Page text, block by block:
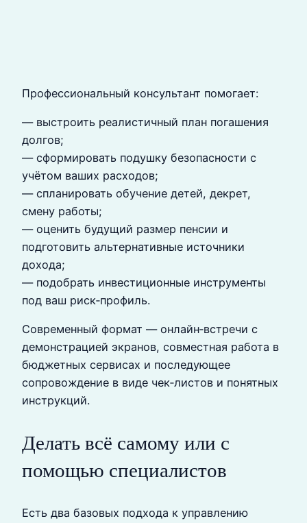
Профессиональный консультант помогает:
— выстроить реалистичный план погашения
долгов;
— сформировать подушку безопасности с
учётом ваших расходов;
— спланировать обучение детей, декрет,
смену работы;
— оценить будущий размер пенсии и
подготовить альтернативные источники
дохода;
— подобрать инвестиционные инструменты
под ваш риск‑профиль.
Современный формат — онлайн‑встречи с
демонстрацией экранов, совместная работа в
бюджетных сервисах и последующее
сопровождение в виде чек‑листов и понятных
инструкций.
Делать всё самому или с
помощью специалистов
Есть два базовых подхода к управлению